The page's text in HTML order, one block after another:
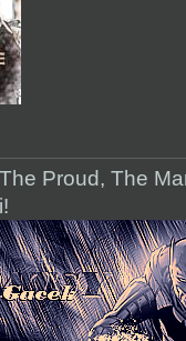
Proud, The